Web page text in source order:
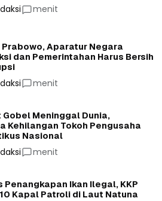
menit
Aparatur Negara
dan Pemerintahan Harus Bersih
menit
Gobel Meninggal Dunia,
Kehilangan Tokoh Pengusaha
Nasional
menit
Penangkapan Ikan Ilegal, KKP
Kapal Patroli di Laut Natuna